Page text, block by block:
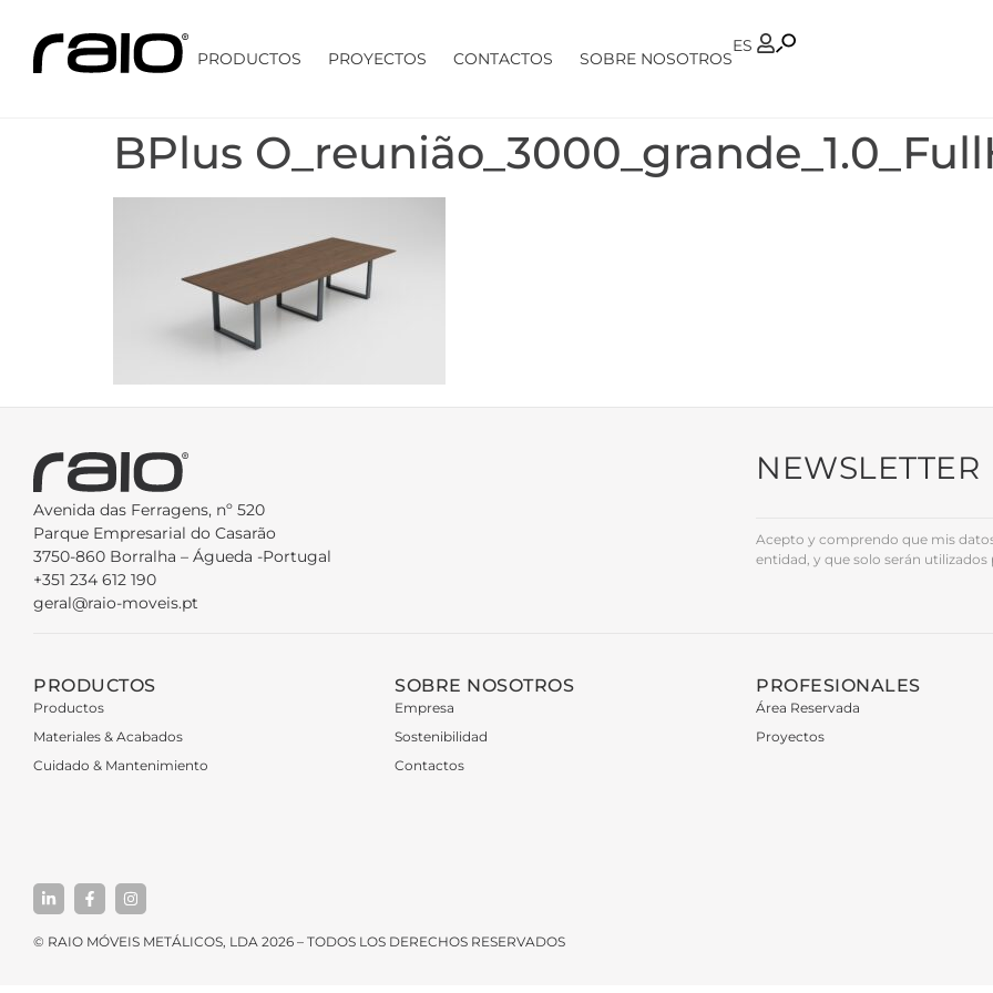
PRODUCTOS PROYECTOS CONTACTOS SOBRE NOSOTROS
ES
PT
BPlus
Avenida das Ferragens, nº 520
Parque Empresarial do Casarão
3750-860 Borralha – Águeda -Portugal
+351 234 612 190
geral@raio-moveis.pt
NEWSLETTER
Acepto y comprendo que mis
entidad, y que solo serán
PRODUCTOS
Productos
Materiales & Acabados
Cuidado & Mantenimiento
SOBRE NOSOTROS
Empresa
Sostenibilidad
Contactos
PROFESIONALES
Área Reservada
Proyectos
© RAIO MÓVEIS METÁLICOS, LDA 2026 – TODOS LOS DERECHOS RESERVADOS